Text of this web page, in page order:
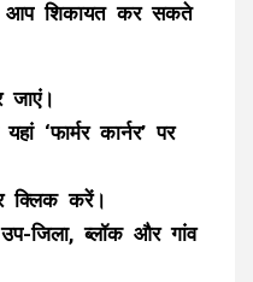
आप शिकायत कर सकते
जाएं।
‘फार्मर कार्नर’ पर
क्लिक करें।
जिला, ब्लॉक और गांव